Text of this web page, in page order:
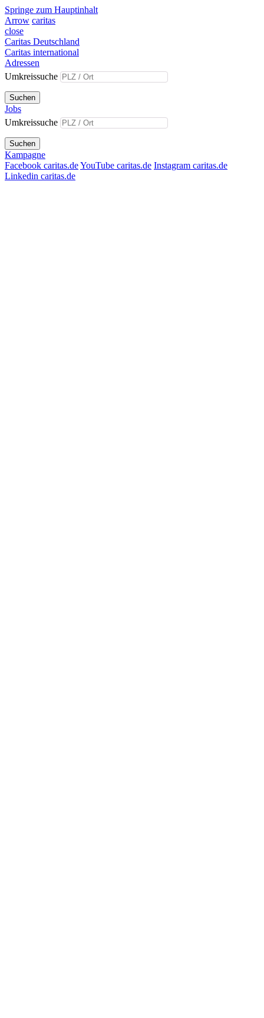
Springe zum Hauptinhalt
Arrow caritas
close
Caritas Deutschland
Caritas international
Adressen
Umkreissuche
Suchen
Jobs
Umkreissuche
Suchen
Kampagne
Facebook caritas.deYouTube caritas.de Instagram caritas.de
Linkedin caritas.de